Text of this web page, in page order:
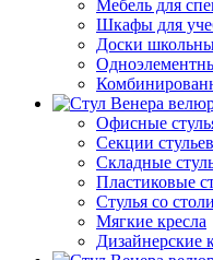
Мебель для
Шкафы для
Доски
Офисные
Секции стульев
Складные
Пластиковые
Стулья со
Мягкие кресла
Дизайнерские